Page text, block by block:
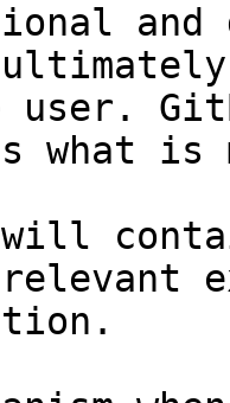
and
user.
what
will